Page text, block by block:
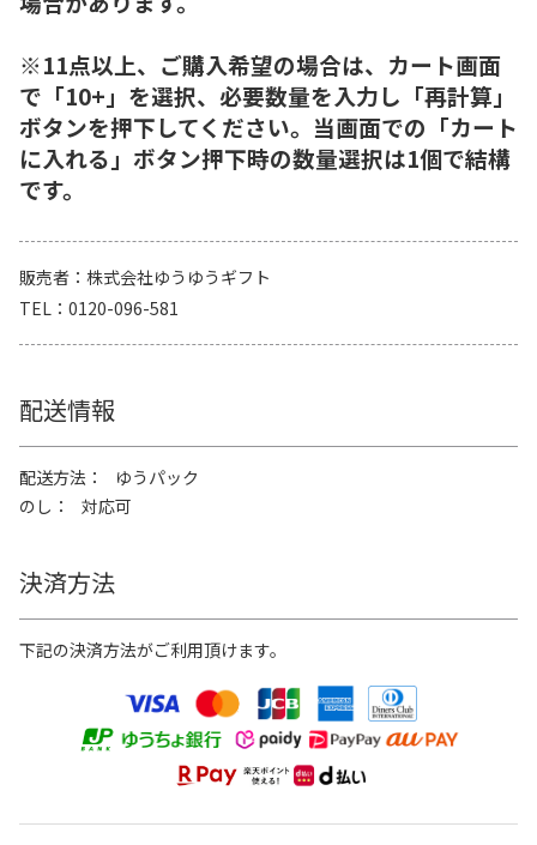
※11点以上、ご購入希望の場合は、カート画面
で「10+」を選択、必要数量を入力し「再計算」
ボタンを押下してください。当画面での「カート
に入れる」ボタン押下時の数量選択は1個で結構
です。
販売者
株式会社ゆうゆうギフト
TEL
0120-096-581
配送情報
配送方法
ゆうパック
のし
対応可
決済方法
下記の決済方法がご利用頂けます。